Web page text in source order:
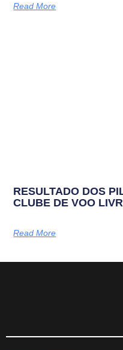
Read More
RESULTADO DOS
CLUBE DE VOO
Read More